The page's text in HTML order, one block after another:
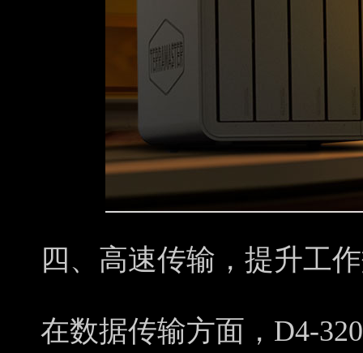
四、高速传输，提升工
在数据传输方面，D4-